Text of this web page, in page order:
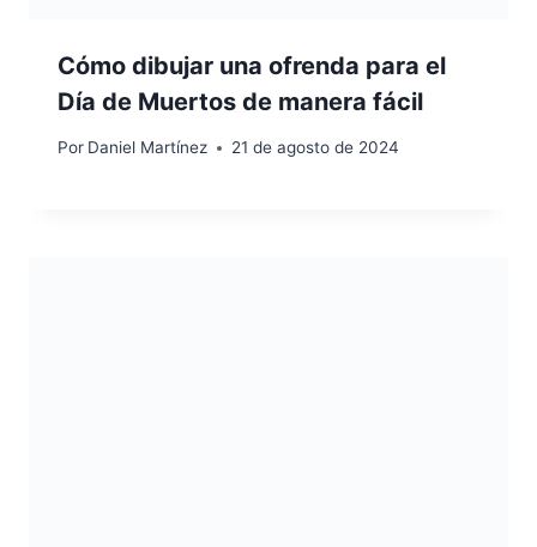
Cómo dibujar una ofrenda para el
Día de Muertos de manera fácil
Por Daniel Martínez 21 de agosto de 2024